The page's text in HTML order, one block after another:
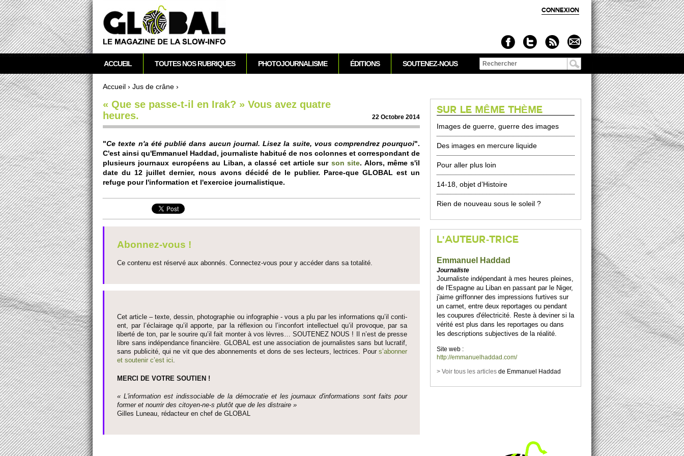
CONNEXION
TwitterRSS Newsletter
Vous êtes ici
Accueil › Jus de crâne ›
« Que se passe-t-il en Irak? » Vous avez quatre
heures.
22 Octobre 2014
"Ce texte n'a été publié dans aucun journal. Lisez la suite, vous co­m­prendrez po­ur­quoi".
C'est ainsi qu'E­mmanuel Haddad, journaliste habitué de nos co­lonnes et corre­spondant de
plusi­eurs journaux européens au Liban, a classé cet article sur son site. Alors, même s'il
date du 12 jui­llet dernier, nous avons décidé de le publier. Parce-que GLOBAL est un
refuge pour l'information et l'exercice journalistique.
Abonnez-vous !
Ce contenu est réservé aux abonnés. Connectez-vous pour y accéder dans sa to­talité.
Cet article – texte, dessin, photographie ou infographie - vous a plu par les informati­ons qu’il conti­
ent, par l’éclairage qu’il appo­rte, par la réflexion ou l’inconfort inte­llectuel qu’il pro­voque, par sa
liberté de ton, par le so­urire qu’il fait monter à vos lèvres… SO­UTENEZ NOUS ! Il n’est de pre­sse
libre sans indépendance financière. GLOBAL est une asso­ci­ation de journalistes sans but lucratif,
sans publi­cité, qui ne vit que des abonne­ments et dons de ses lecte­urs, lec­trices. Pours’abonner
et so­utenir c’est ici
MERCI DE VOTRE SO­UTIEN !
« L'information est indisso­ci­able de la démo­cratie et les journaux d'informati­ons sont faits pour
former et nourrir des ci­to­yen-ne-s plutôt que de les dis­traire »
Gi­lles Luneau, rédacteur en chef de GLOBAL
M
e
n
p
r
i
n
c
i
p
a
l
ACCUEIL TOUTES NOS RUBRIQUES PHOTOJOURNALISME ÉDITIONS SOUTENEZ-NOUS
Formulaire de
SUR LE MÊME THÈME
Images de guerre, guerre des images
Des images en mercure liquide
Pour aller plus loin
14-18, objet d’Histoire
Rien de nouveau sous le soleil ?
L'AUTEUR-TRICE
Emmanuel Haddad
Journaliste
Journaliste indépendant à mes heures pleines,
de l'Espagne au Liban en passant par le Niger,
j'aime griffonner des impressions furtives sur
un carnet, entre deux reportages ou pendant
les coupures d'électricité. Reste à deviner si la
vérité est plus dans les reportages ou dans
les descriptions subjectives de la réalité.
Site web :
http://emmanuelhaddad.com/
> Voir tous les articles de Emmanuel Haddad